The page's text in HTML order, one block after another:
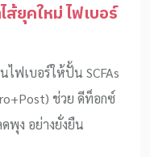
ยุคใหม่ ไฟเบอร์
ฟเบอร์ให้ปั้น SCFAs
ช่วย ดีท็อกซ์
พุง อย่างยั่งยืน